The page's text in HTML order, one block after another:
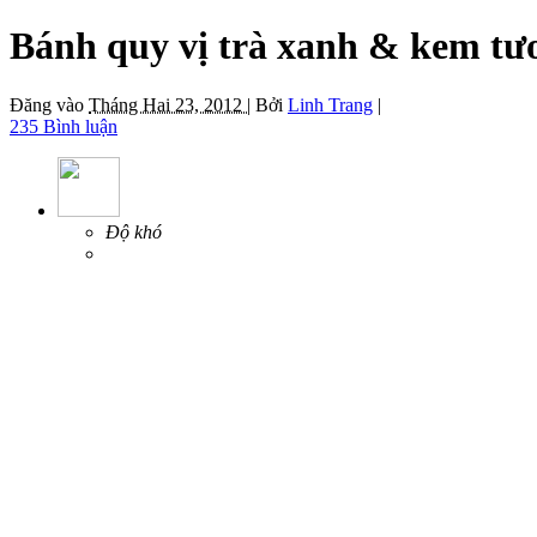
Bánh quy vị trà xanh & kem
Đăng vào Tháng Hai 23, 2012 | Bởi Linh Trang |
235 Bình luận
Độ khó